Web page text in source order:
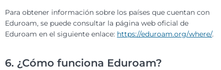
Para obtener información sobre los países que cuentan con
Eduroam, se puede consultar la página web oficial de
Eduroam en el siguiente enlace: https://eduroam.org/where/.
6. ¿Cómo funciona Eduroam?